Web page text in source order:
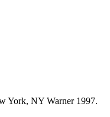
York, NY Warner 1997.